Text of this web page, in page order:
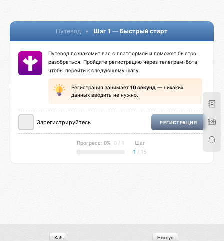
Путевод • Шаг 1 — Быстрый старт
Путевод познакомит вас с платформой и поможет быстро
разобраться. Пройдите регистрацию через телеграм-бота,
чтобы перейти к следующему шагу.
Регистрация занимает 10 секунд — никаких
данных вводить не нужно.
Зарегистрируйтесь РЕГИСТРАЦИЯ
Прогресс: 0% 0 / 1 Шаг
1 / 15
Хаб Нексус